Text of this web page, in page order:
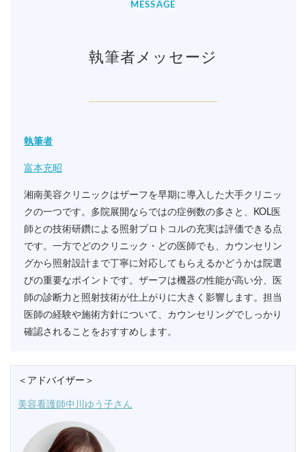
MESSAGE
執筆者メッセージ
執筆者
富本充昭
湘南美容クリニックはザーフを早期に導入した大手クリニッ
クの一つです。多院展開ならではの症例数の多さと、KOL医
師との技術研鑽による照射プロトコルの充実は評価できる点
です。一方でどのクリニック・どの医師でも、カウンセリン
グから照射設計まで丁寧に対応してもらえるかどうかは院選
びの重要なポイントです。ザーフは機器の性能が高い分、医
師の診断力と照射技術が仕上がりに大きく影響します。担当
医師の経験や施術方針について、カウンセリングでしっかり
確認されることをおすすめします。
＜アドバイザー＞
美容看護師中川ゆう子さん